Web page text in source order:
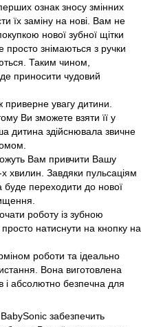
ознак зносу змінних
їх заміну на нові. Вам не
нової зубної щітки
знімаються з ручки
Таким чином,
приносити чудовий
приверне увагу дитини.
Ви зможете взяти її у
дитина здійснювала звичне
Вам привчити Вашу
хвилин. Завдяки пульсаціям
буде переходити до нової
роботу із зубною
натиснути на кнопку на
роботи та ідеально
Вона виготовлена
і абсолютно безпечна для
забезпечить